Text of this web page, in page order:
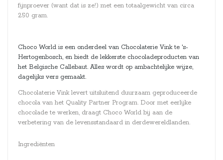
fijnproever (want dat is ze!) met een totaalgewicht van circa
250 gram.
Choco World is een onderdeel van Chocolaterie Vink te 's-
Hertogenbosch, en biedt de lekkerste chocoladeproducten van
het Belgische Callebaut. Alles wordt op ambachtelijke wijze,
dagelijks vers gemaakt.
Chocolaterie Vink levert uitsluitend duurzaam geproduceerde
chocola van het Quality Partner Program. Door met eerlijke
chocolade te werken, draagt Choco World bij aan de
verbetering van de levensstandaard in derdewereldlanden.
Ingrediënten